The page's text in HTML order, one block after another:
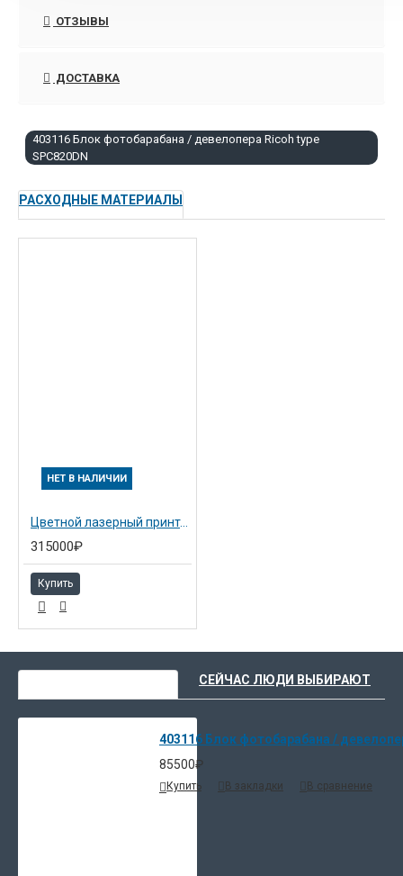
использовании неоригинальных расходных материалов есть
т.д.
ОТЗЫВЫ
ДОСТАВКА
403116 Блок фотобарабана / девелопера Ricoh type
SPC820DN
РАСХОДНЫЕ МАТЕРИАЛЫ
НЕТ В НАЛИЧИИ
Цветной лазерный принтер Ricoh Aficio SP C831DN (407796 , 407054)
315000₽
Купить
СЕЙЧАС ЛЮДИ ВЫБИРАЮТ
403116 Блок фотобарабана /
85500₽
Купить В закладки В сравнение